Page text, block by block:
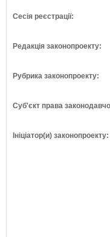
Сесія реєстрації:
Редакція законопроекту:
Рубрика законопроекту:
Суб'єкт права законодавчої
Ініціатор(и) законопроекту: